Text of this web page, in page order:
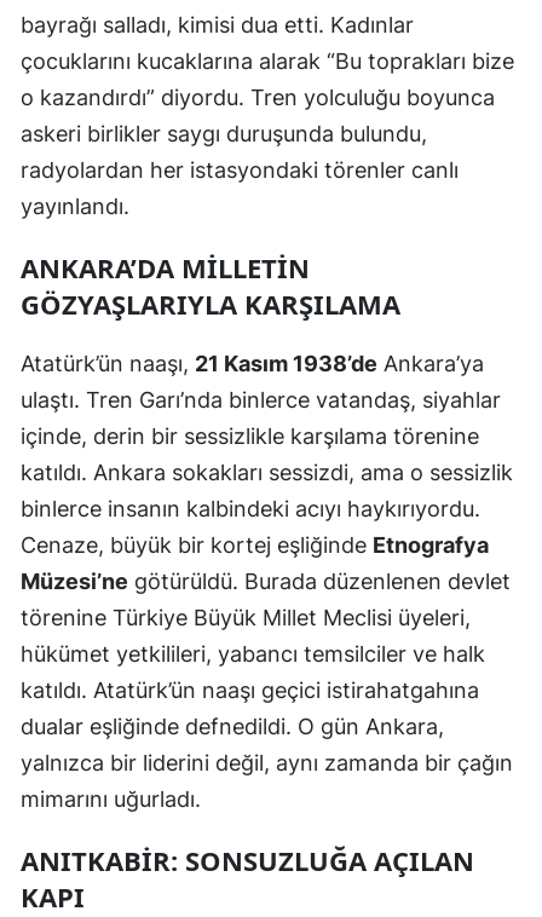
Zonguldak
Aksaray
Kırıkkale
Şırnak
Bartın
Iğdır
Yalova
Karabük
Kilis
Osmaniye
bayrağı salladı, kimisi dua etti. Kadınlar
çocuklarını kucaklarına alarak “Bu toprakları bize
o kazandırdı” diyordu. Tren yolculuğu boyunca
askeri birlikler saygı duruşunda bulundu,
radyolardan her istasyondaki törenler canlı
yayınlandı.
ANKARA’DA MILLETIN
GÖZYAŞLARIYLA KARŞILAMA
Atatürk’ün naaşı, 21 Kasım 1938’de Ankara’ya
ulaştı. Tren Garı’nda binlerce vatandaş, siyahlar
içinde, derin bir sessizlikle karşılama törenine
katıldı. Ankara sokakları sessizdi, ama o sessizlik
binlerce insanın kalbindeki acıyı haykırıyordu.
Cenaze, büyük bir kortej eşliğinde Etnografya
Müzesi’ne götürüldü. Burada düzenlenen devlet
törenine Türkiye Büyük Millet Meclisi üyeleri,
hükümet yetkilileri, yabancı temsilciler ve halk
katıldı. Atatürk’ün naaşı geçici istirahatgahına
dualar eşliğinde defnedildi. O gün Ankara,
yalnızca bir liderini değil, aynı zamanda bir çağın
mimarını uğurladı.
ANITKABIR: SONSUZLUĞA AÇILAN
KAPI